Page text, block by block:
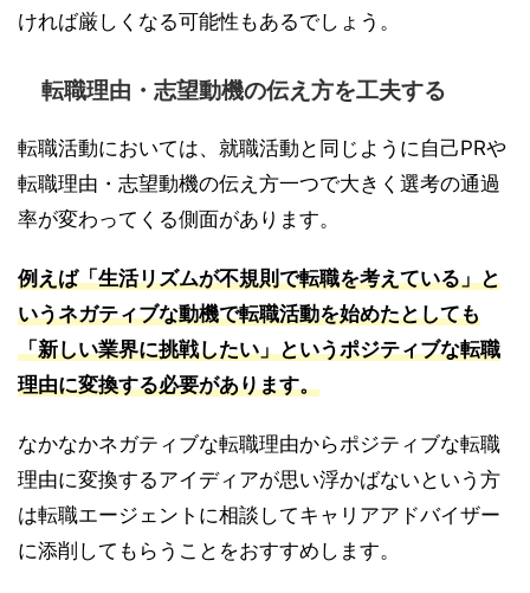
ければ厳しくなる可能性もあるでしょう。
転職理由・志望動機の伝え方を工夫する
転職活動においては、就職活動と同じように自己PRや
転職理由・志望動機の伝え方一つで大きく選考の通過
率が変わってくる側面があります。
例えば「生活リズムが不規則で転職を考えている」と
いうネガティブな動機で転職活動を始めたとしても
「新しい業界に挑戦したい」というポジティブな転職
理由に変換する必要があります。
なかなかネガティブな転職理由からポジティブな転職
理由に変換するアイディアが思い浮かばないという方
は転職エージェントに相談してキャリアアドバイザー
に添削してもらうことをおすすめします。